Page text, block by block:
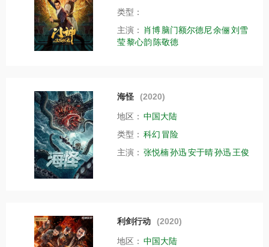
类型：
主演： 肖博脑门额尔德尼余俪刘雪
莹黎心韵 陈敬德
海怪 (2020)
地区： 中国大陆
类型： 科幻 冒险
主演： 张悦楠孙迅安于晴孙迅 王俊
利剑行动 (2020)
地区： 中国大陆